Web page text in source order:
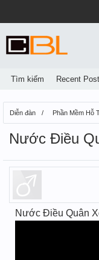
Diễn đàn Phần Mềm Hỗ
Nước Điều
Nước Điều Quân
Tìm kiếm Recent